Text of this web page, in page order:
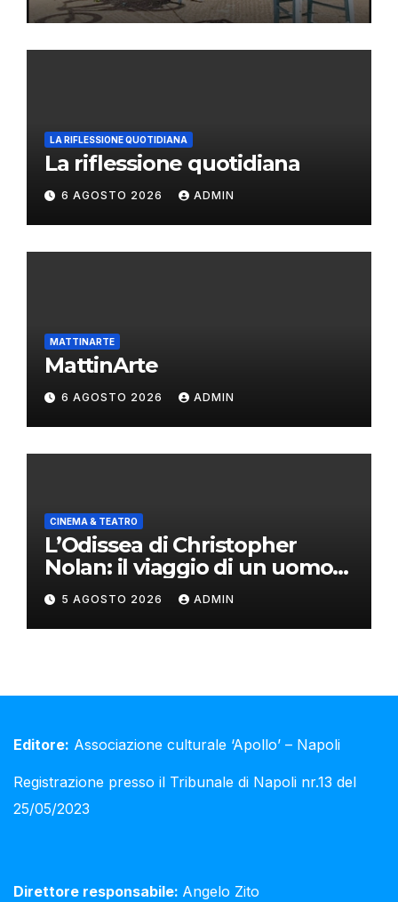
LA RIFLESSIONE QUOTIDIANA
La riflessione quotidiana
6 AGOSTO 2026 ADMIN
MATTINARTE
MattinArte
6 AGOSTO 2026 ADMIN
CINEMA & TEATRO
L’Odissea di Christopher
Nolan: il viaggio di un uomo
oltre il mito
5 AGOSTO 2026 ADMIN
Editore: Associazione culturale ‘Apollo’ – Napoli
Registrazione presso il Tribunale di Napoli nr.13 del
25/05/2023
Direttore responsabile: Angelo Zito